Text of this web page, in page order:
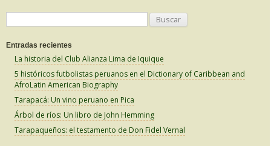
s
Entradas recientes
La historia del Club Alianza Lima de Iquique
5 históricos futbolistas peruanos en el Dictionary of Caribbean and
AfroLatin American Biography
Tarapacá: Un vino peruano en Pica
Árbol de ríos: Un libro de John Hemming
Tarapaqueños: el testamento de Don Fidel Vernal